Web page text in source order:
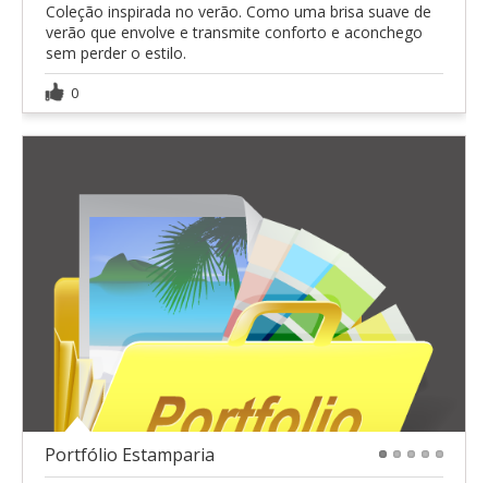
Coleção inspirada no verão. Como uma brisa suave de
verão que envolve e transmite conforto e aconchego
sem perder o estilo.
0
Portfólio Estamparia